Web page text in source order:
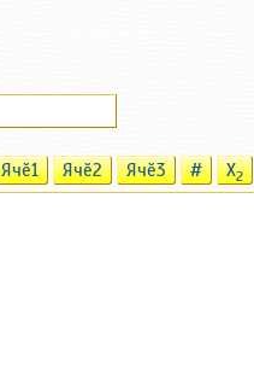
Ячӗ1 Ячӗ2 Ячӗ3 # X2